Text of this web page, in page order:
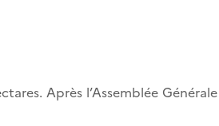
Après l’Assemblée